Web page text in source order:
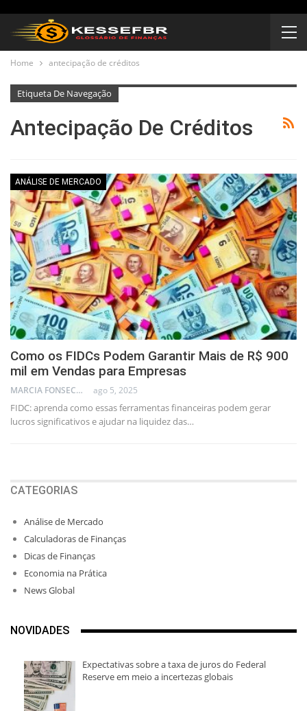
Home antecipação de créditos
Etiqueta De Navegação
Antecipação De Créditos
ANÁLISE DE MERCADO
Como os FIDCs Podem Garantir Mais de R$ 900
mil em Vendas para Empresas
MARCIA FONSECA - FINANCIAL CONSULTANT ago 5, 2025
FIDC: aprenda como essas ferramentas financeiras podem gerar
lucros significativos e ajudar na liquidez das…
CATEGORIAS
Análise de Mercado
Calculadoras de Finanças
Dicas de Finanças
Economia na Prática
News Global
NOVIDADES
Expectativas sobre a taxa de juros do Federal
Reserve em meio a incertezas globais